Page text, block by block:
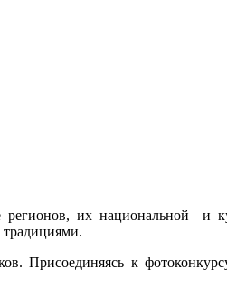
их национальной и
Присоединяясь к